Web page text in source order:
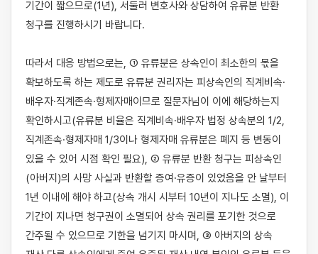
기간이 짧으므로(1년), 서둘러 변호사와 상담하여 유류분 반환
청구를 진행하시기 바랍니다.
따라서 대응 방법으로는, ① 유류분은 상속인이 최소한의 몫을
확보하도록 하는 제도로 유류분 권리자는 피상속인의 직계비속·
배우자·직계존속·형제자매이므로 질문자님이 이에 해당하는지
확인하시고(유류분 비율은 직계비속·배우자 법정 상속분의 1/2,
직계존속·형제자매 1/3이나 형제자매 유류분은 폐지 등 변동이
있을 수 있어 시점 확인 필요), ② 유류분 반환 청구는 피상속인
(아버지)의 사망 사실과 반환할 증여·유증이 있었음을 안 날부터
1년 이내에 해야 하고(상속 개시 시부터 10년이 지나도 소멸), 이
기간이 지나면 청구권이 소멸되어 상속 권리를 포기한 것으로
간주될 수 있으므로 기한을 넘기지 마시며, ③ 아버지의 상속